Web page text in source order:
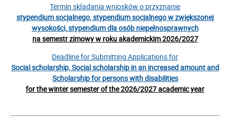
Termin składania wniosków o przyznanie
stypendium socjalnego, stypendium socjalnego w zwiększonej
wysokości, stypendium dla osób niepełnosprawnych
na semestr zimowy w roku akademickim 2026/2027
Deadline for Submitting Applications for
Social scholarship, Social scholarship in an increased amount and
Scholarship for persons with disabilities
for the winter semester of the 2026/2027 academic year